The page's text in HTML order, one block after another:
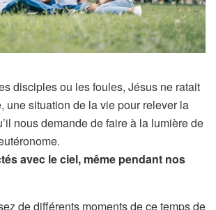
disciples ou les foules, Jésus ne ratait
une situation de la vie pour relever la
nous demande de faire à la lumière de
avec le ciel, même pendant nos
de différents moments de ce temps de